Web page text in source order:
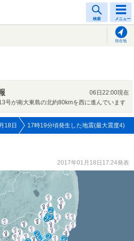
検索 メニュー
現在地
06日22:00現在
号が南大東島の北約80kmを西に進んでいます
18日 17時19分頃発生した地震(最大震度4)
2017年01月18日17:24発表